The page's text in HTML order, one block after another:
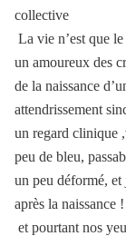
collective
La vie n’est que
un amoureux des
de la naissance
attendrissement
un regard clinique
peu de bleu,
un peu déformé, et
après la naissance !
et pourtant nos